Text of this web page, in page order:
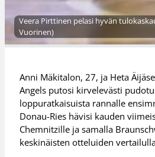
Veera Pirttinen pelasi hyvän
Vuorinen)
Anni Mäkitalon, 27, ja Heta
Angels putosi kirvelevästi
loppuratkaisuista rannalle
Donau-Ries hävisi kauden
Chemnitzille ja samalla
keskinäisten otteluiden